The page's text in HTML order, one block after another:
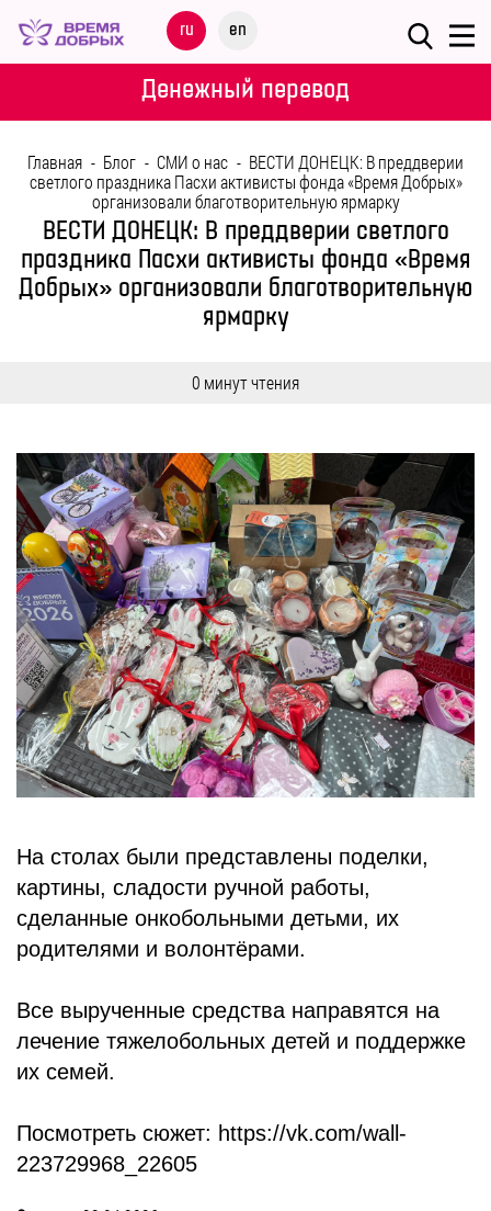
ru en
Меню
НАШИ
ПРОГРАММЫ
БЛОГ
Денежный перевод
Главная - Блог - СМИ о нас - ВЕСТИ ДОНЕЦК: В преддверии
светлого праздника Пасхи активисты фонда «Время Добрых»
организовали благотворительную ярмарку
ВЕСТИ ДОНЕЦК: В преддверии светлого
праздника Пасхи активисты фонда «Время
Добрых» организовали благотворительную
ярмарку
0 минут чтения
На столах были представлены поделки,
картины, сладости ручной работы,
сделанные онкобольными детьми, их
родителями и волонтёрами.
Все вырученные средства направятся на
лечение тяжелобольных детей и поддержке
их семей.
Посмотреть сюжет: https://vk.com/wall-
223729968_22605